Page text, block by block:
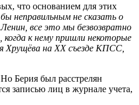
что основанием для этих
неправильным не сказать о
все это мы безвозвратно
когда к нему пришли некоторые
Хрущёва на XX съезде КПСС,
Берия был расстрелян
записью лиц в журнале учета,